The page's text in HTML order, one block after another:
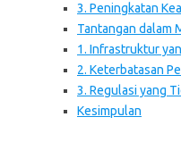
3. Peningkatan
Tantangan dalam
1. Infrastruktur
2. Keterbatasan
3. Regulasi yang
Kesimpulan